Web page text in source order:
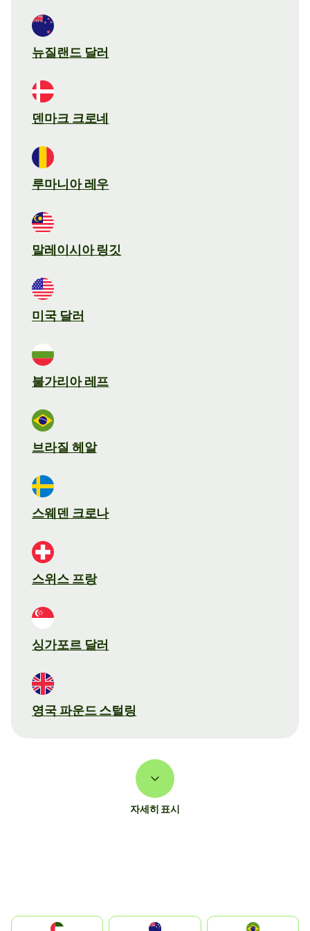
뉴질랜드 달러
덴마크 크로네
루마니아 레우
말레이시아 링깃
미국 달러
불가리아 레프
브라질 헤알
스웨덴 크로나
스위스 프랑
싱가포르 달러
영국 파운드 스털링
자세히 표시